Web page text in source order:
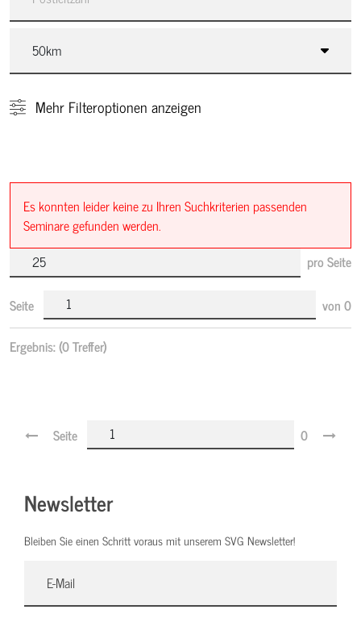
Mehr Filteroptionen anzeigen
Es konnten leider keine zu Ihren Suchkriterien passenden
Seminare gefunden werden.
pro Seite
Seite von0
Ergebnis:(0 Treffer)
Seite 0
Newsletter
Bleiben Sie einen Schritt voraus mit unserem SVG Newsletter!